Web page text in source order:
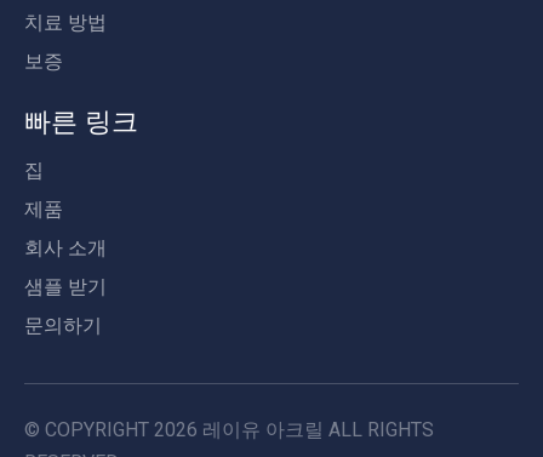
치료 방법
보증
빠른 링크
집
제품
회사 소개
샘플 받기
문의하기
© COPYRIGHT 2026 레이유 아크릴 ALL RIGHTS